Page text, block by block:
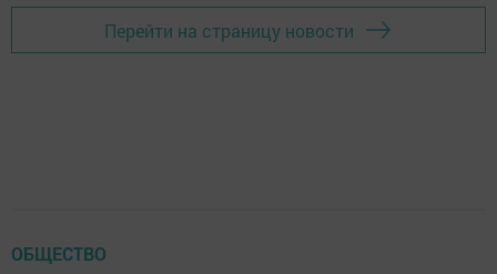
Перейти на страницу новости
ОБЩЕСТВО